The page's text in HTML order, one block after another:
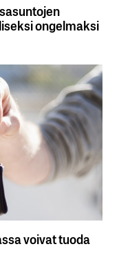
ongelmaksi
voivat tuoda